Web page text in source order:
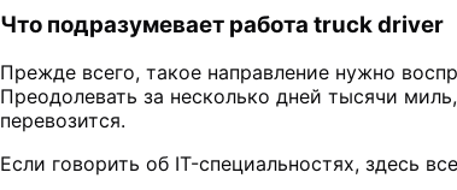
Что подразумевает работа truck driver
Прежде всего, такое направление нужно
Преодолевать за несколько дней тысячи
перевозится.
Если говорить об IT-специальностях, здесь